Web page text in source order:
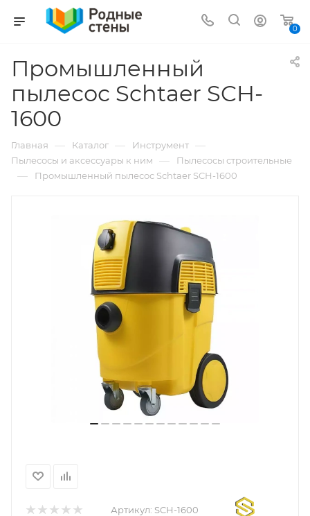
0
Промышленный
пылесос Schtaer SCH-
1600
Главная — Каталог — Инструмент —
Пылесосы и аксессуары к ним — Пылесосы строительные
— Промышленный пылесос Schtaer SCH-1600
Артикул: SCH-1600